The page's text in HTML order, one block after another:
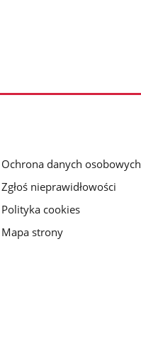
Ochrona danych osobowych
Zgłoś nieprawidłowości
Polityka cookies
Mapa strony